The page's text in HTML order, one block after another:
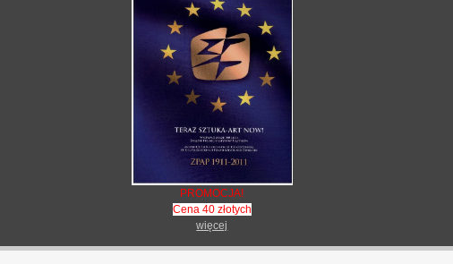
PROMOCJA!
Cena 40 złotych
więcej